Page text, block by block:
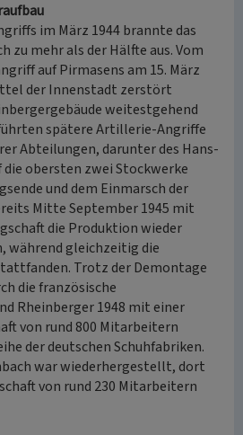
im März 1944 brannte das
zu mehr als der Hälfte aus. Vom
auf Pirmasens am 15. März
der Innenstadt zerstört
weitestgehend
spätere Artillerie-Angriffe
Abteilungen, darunter des Hans-
die obersten zwei Stockwerke
und dem Einmarsch der
Mitte September 1945 mit
die Produktion wieder
während gleichzeitig die
Trotz der Demontage
die französische
Rheinberger 1948 mit einer
von rund 800 Mitarbeitern
der deutschen Schuhfabriken.
war wiederhergestellt, dort
von rund 230 Mitarbeitern